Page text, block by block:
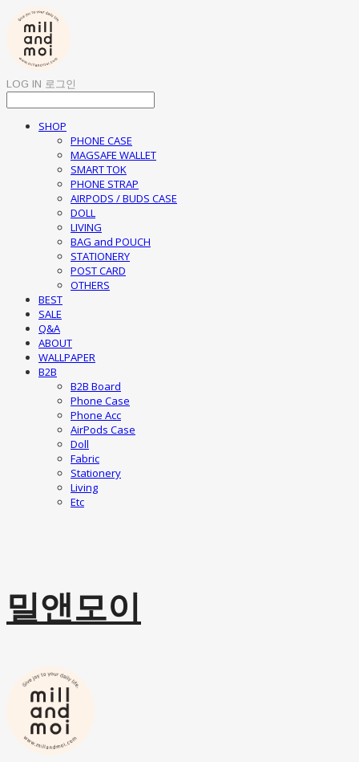
LOG IN 로그인
SHOP
PHONE CASE
MAGSAFE WALLET
SMART TOK
PHONE STRAP
AIRPODS / BUDS CASE
DOLL
LIVING
BAG and POUCH
STATIONERY
POST CARD
OTHERS
BEST
SALE
Q&A
ABOUT
WALLPAPER
B2B
B2B Board
Phone Case
Phone Acc
AirPods Case
Doll
Fabric
Stationery
Living
Etc
밀앤모이